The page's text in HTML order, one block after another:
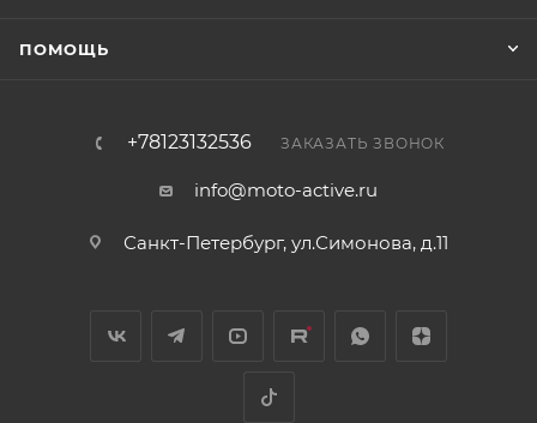
ПОМОЩЬ
+78123132536 ЗАКАЗАТЬ ЗВОНОК
info@moto-active.ru
Санкт-Петербург, ул.Симонова, д.11